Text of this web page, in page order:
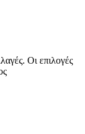
Οι επιλογές